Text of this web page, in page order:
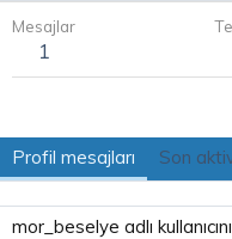
Mesajlar
1
Profil mesajları Son
mor_beselye adlı